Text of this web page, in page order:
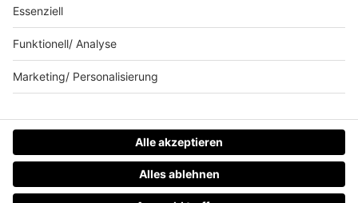
© barba radio. Ein Baby von Barbara Schöneberger und
REGIOCAST.